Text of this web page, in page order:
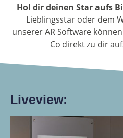
Hol dir deinen Star aufs
Lieblingsstar oder dem
unserer AR Software
Co direkt zu dir
Liveview: